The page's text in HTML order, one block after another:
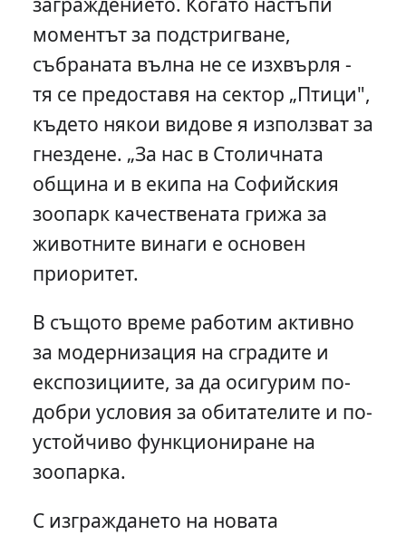
моментът за подстригване,
събраната вълна не се изхвърля -
тя се предоставя на сектор „Птици",
където някои видове я използват за
гнездене. „За нас в Столичната
община и в екипа на Софийския
зоопарк качествената грижа за
животните винаги е основен
приоритет.
В същото време работим активно
за модернизация на сградите и
експозициите, за да осигурим по-
добри условия за обитателите и по-
устойчиво функциониране на
зоопарка.
С изграждането на новата